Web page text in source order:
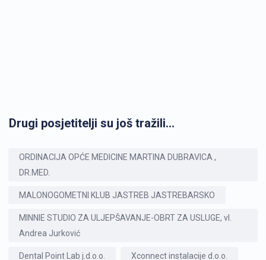
Drugi posjetitelji su još tražili...
ORDINACIJA OPĆE MEDICINE MARTINA DUBRAVICA ,
DR.MED.
MALONOGOMETNI KLUB JASTREB JASTREBARSKO
MINNIE STUDIO ZA ULJEPŠAVANJE-OBRT ZA USLUGE, vl.
Andrea Jurković
Dental Point Lab j.d.o.o. Xconnect instalacije d.o.o.